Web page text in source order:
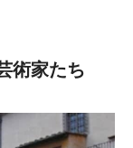
術家たち